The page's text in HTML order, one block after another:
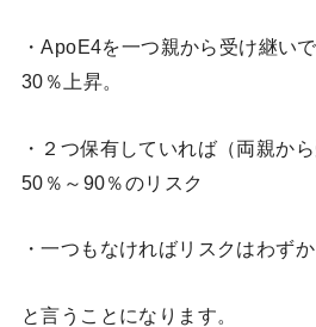
・ApoE4を一つ親から受け継い
30％上昇。
・２つ保有していれば（両親か
50％～90％のリスク
・一つもなければリスクはわず
と言うことになります。